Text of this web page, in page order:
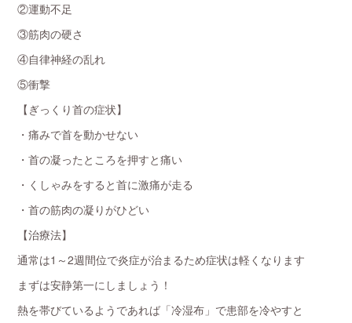
②運動不足
③筋肉の硬さ
④自律神経の乱れ
⑤衝撃
【ぎっくり首の症状】
・痛みで首を動かせない
・首の凝ったところを押すと痛い
・くしゃみをすると首に激痛が走る
・首の筋肉の凝りがひどい
【治療法】
通常は1～2週間位で炎症が治まるため症状は軽くなります
まずは安静第一にしましょう！
熱を帯びているようであれば「冷湿布」で患部を冷やすと